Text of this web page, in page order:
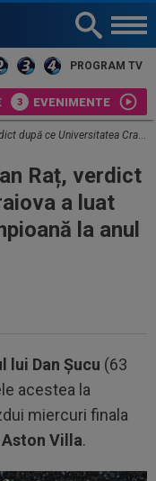
PROGRAM TV
EVENIMENTE
Craiova a luat titlul! Pe cine o vede campioană la anul
Raț, verdict
a luat
la anul
lui Dan Șucu (63
acestea la
miercuri finala
Villa.